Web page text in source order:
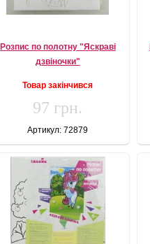
Розпис по полотну "Яскраві
дзвіночки"
Товар закінчився
97 грн.
Артикул: 72879